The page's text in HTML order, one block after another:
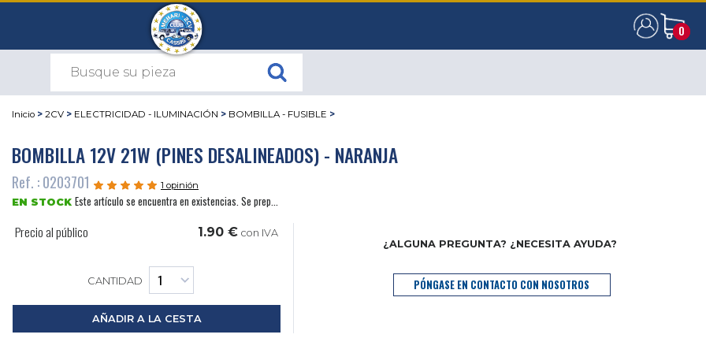
0
0
Inicio > 2CV > ELECTRICIDAD - ILUMINACIÓN > BOMBILLA - FUSIBLE >
BOMBILLA 12V 21W (PINES DESALINEADOS) - NARANJA
Ref. : 0203701 1 opinión
EN STOCK Este artículo se encuentra en existencias. Se prep...
Precio al público 1.90 € con IVA
CANTIDAD
AÑADIR A LA CESTA
¿ALGUNA PREGUNTA? ¿NECESITA AYUDA?
PÓNGASE EN CONTACTO CON NOSOTROS